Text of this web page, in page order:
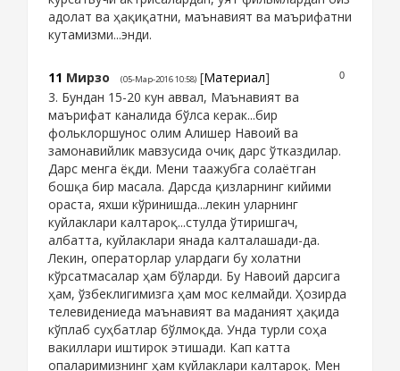
адолат ва ҳақиқатни, маънавият ва маърифатни
кутамизми...энди.
0
11 Мирзо (05-Мар-2016 10:58) [Материал]
3. Бундан 15-20 кун аввал, Маънавият ва
маърифат каналида бўлса керак...бир
фольклоршунос олим Алишер Навоий ва
замонавийлик мавзусида очиқ дарс ўтказдилар.
Дарс менга ёқди. Мени таажубга солаётган
бошқа бир масала. Дарсда қизларнинг кийими
ораста, яхши кўринишда...лекин уларнинг
куйлаклари калтароқ...стулда ўтиришгач,
албатта, куйлаклари янада калталашади-да.
Лекин, операторлар улардаги бу холатни
кўрсатмасалар ҳам бўларди. Бу Навоий дарсига
ҳам, ўзбеклигимизга ҳам мос келмайди. Ҳозирда
телевидениеда маънавият ва маданият ҳақида
кўплаб суҳбатлар бўлмоқда. Унда турли соҳа
вакиллари иштирок этишади. Кап катта
опаларимизнинг ҳам куйлаклари калтароқ. Мен